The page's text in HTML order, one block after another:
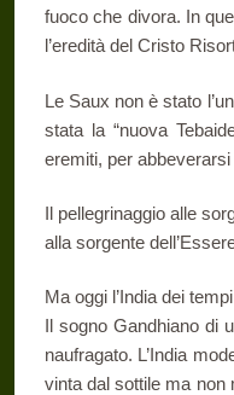
fuoco che divora. In
l’eredità del Cristo
Le Saux non è stato
stata la “nuova
eremiti, per abbeverarsi
Il pellegrinaggio alle
alla sorgente
Ma oggi l’India dei
Il sogno Gandhiano di
naufragato. L’India
vinta dal sottile ma non